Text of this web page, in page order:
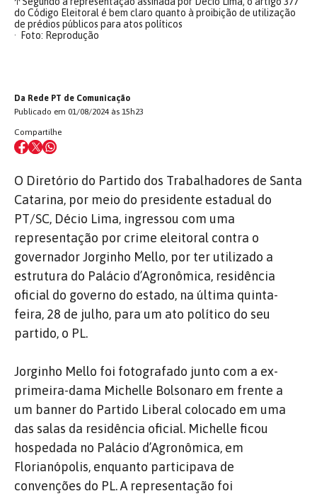
do Código Eleitoral é bem claro quanto à proibição de utilização
de prédios públicos para atos políticos
Foto: Reprodução
Da Rede PT de Comunicação
Publicado em 01/08/2024 às 15h23
Compartilhe
O Diretório do Partido dos Trabalhadores de Santa
Catarina, por meio do presidente estadual do
PT/SC, Décio Lima, ingressou com uma
representação por crime eleitoral contra o
governador Jorginho Mello, por ter utilizado a
estrutura do Palácio d’Agronômica, residência
oficial do governo do estado, na última quinta-
feira, 28 de julho, para um ato político do seu
partido, o PL.
Jorginho Mello foi fotografado junto com a ex-
primeira-dama Michelle Bolsonaro em frente a
um banner do Partido Liberal colocado em uma
das salas da residência oficial. Michelle ficou
hospedada no Palácio d’Agronômica, em
Florianópolis, enquanto participava de
convenções do PL. A representação foi